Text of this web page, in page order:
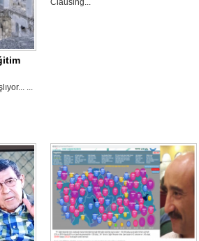
...
Clausing...